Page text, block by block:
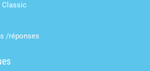
Classic
/réponses